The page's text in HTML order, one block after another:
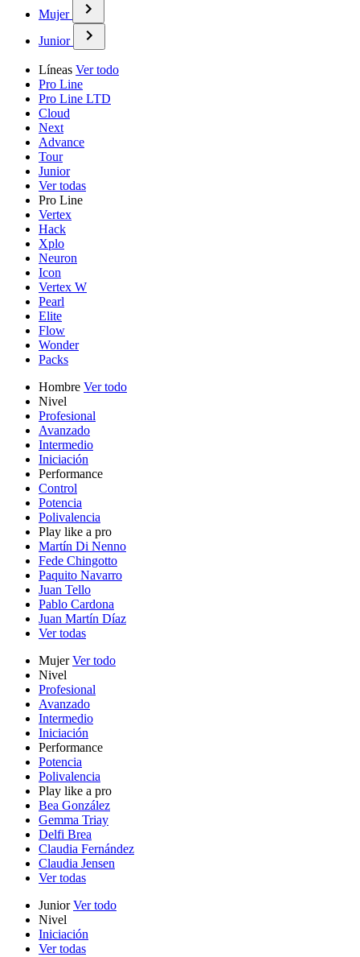
Mujer
Junior
Líneas Ver todo
Pro Line
Pro Line LTD
Cloud
Next
Advance
Tour
Junior
Ver todas
Pro Line
Vertex
Hack
Xplo
Neuron
Icon
Vertex W
Pearl
Elite
Flow
Wonder
Packs
Hombre Ver todo
Nivel
Profesional
Avanzado
Intermedio
Iniciación
Performance
Control
Potencia
Polivalencia
Play like a pro
Martín Di Nenno
Fede Chingotto
Paquito Navarro
Juan Tello
Pablo Cardona
Juan Martín Díaz
Ver todas
MujerVer todo
Nivel
Profesional
Avanzado
Intermedio
Iniciación
Performance
Potencia
Polivalencia
Play like a pro
Bea González
Gemma Triay
Delfi Brea
Claudia Fernández
Claudia Jensen
Ver todas
JuniorVer todo
Nivel
Iniciación
Ver todas